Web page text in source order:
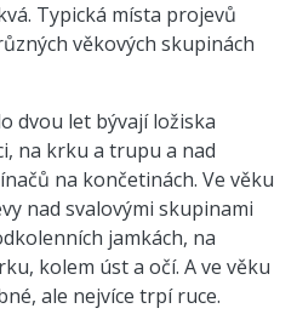
Typická místa projevů
věkových skupinách
dvou let bývají ložiska
na krku a trupu a nad
na končetinách. Ve věku
nad svalovými skupinami
jamkách, na
kolem úst a očí. A ve věku
ale nejvíce trpí ruce.